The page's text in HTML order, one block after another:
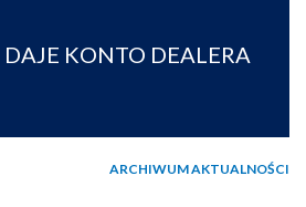
KONTO DEALERA
ARCHIWUM AKTUALNOŚCI